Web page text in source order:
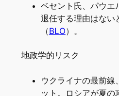
ベセント氏、パウエ
退任する理由はない
（BLO）。
地政学的リスク
ウクライナの最前線
ット。ロシアが夏の